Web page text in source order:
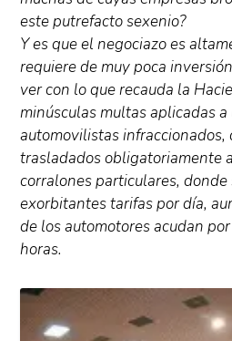
este putrefacto sexenio?
Y es que el negociazo es
requiere de muy poca
ver con lo que recauda la
minúsculas multas aplicadas a
automovilistas infraccionados,
trasladados obligatoriamente
corralones particulares,
exorbitantes tarifas por día,
de los automotores acudan
horas.